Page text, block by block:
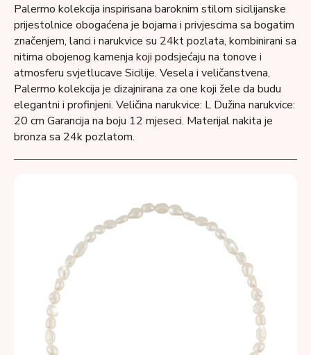
Palermo kolekcija inspirisana baroknim stilom sicilijanske
prijestolnice obogaćena je bojama i privjescima sa bogatim
značenjem, lanci i narukvice su 24kt pozlata, kombinirani sa
nitima obojenog kamenja koji podsjećaju na tonove i
atmosferu svjetlucave Sicilije. Vesela i veličanstvena,
Palermo kolekcija je dizajnirana za one koji žele da budu
elegantni i profinjeni. Veličina narukvice: L Dužina narukvice:
20 cm Garancija na boju 12 mjeseci. Materijal nakita je
bronza sa 24k pozlatom.